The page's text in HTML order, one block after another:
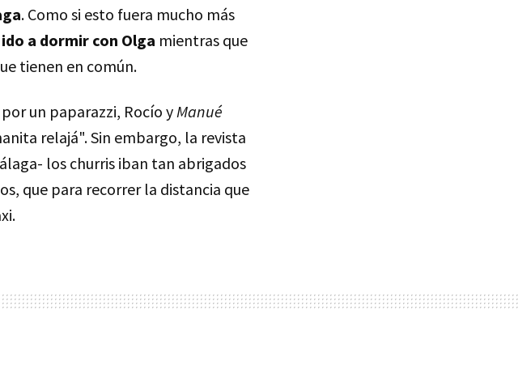
. Como si esto fuera mucho más
a dormir con Olga mientras que
tienen en común.
un paparazzi, Rocío y Manué
relajá". Sin embargo, la revista
los churris iban tan abrigados
que para recorrer la distancia que